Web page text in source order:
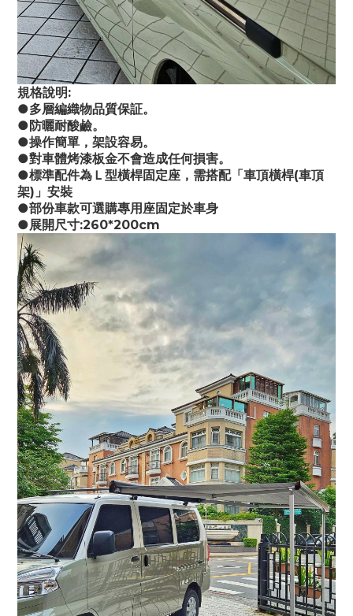
規格說明:
●多層編織物品質保証。
●防曬耐酸鹼。
●操作簡單，架設容易。
●對車體烤漆板金不會造成任何損害。
●標準配件為Ｌ型橫桿固定座，需搭配「車頂橫桿(車頂
架)」安裝
●部份車款可選購專用座固定於車身
●展開尺寸:260*200cm